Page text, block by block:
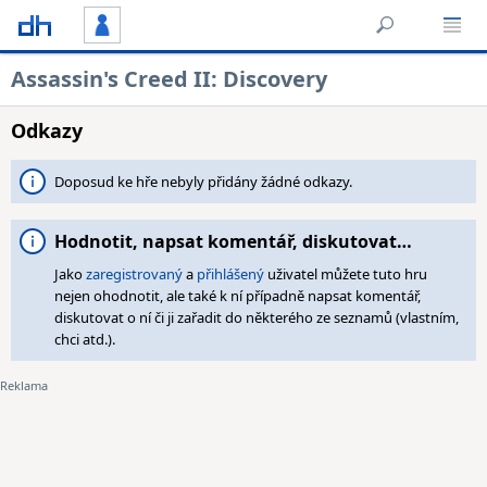
Assassin's Creed II: Discovery
Odkazy
Doposud ke hře nebyly přidány žádné odkazy.
Hodnotit, napsat komentář, diskutovat…
Jakozaregistrovanýa přihlášený uživatel můžete tuto hru
nejen ohodnotit, ale také k ní případně napsat komentář,
diskutovat o ní či ji zařadit do některého ze seznamů (vlastním,
chci atd.).